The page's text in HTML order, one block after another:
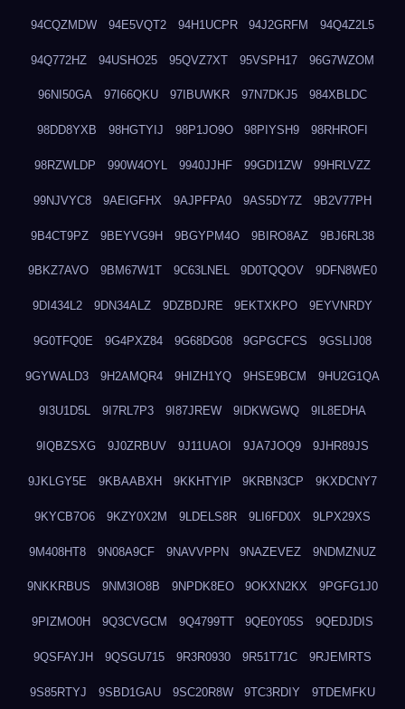
94CQZMDW 94E5VQT2 94H1UCPR 94J2GRFM 94Q4Z2L5
94Q772HZ 94USHO25 95QVZ7XT 95VSPH17 96G7WZOM
96NI50GA 97I66QKU 97IBUWKR 97N7DKJ5 984XBLDC
98DD8YXB 98HGTYIJ 98P1JO9O 98PIYSH9 98RHROFI
98RZWLDP 990W4OYL 9940JJHF 99GDI1ZW 99HRLVZZ
99NJVYC8 9AEIGFHX 9AJPFPA0 9AS5DY7Z 9B2V77PH
9B4CT9PZ 9BEYVG9H 9BGYPM4O 9BIRO8AZ 9BJ6RL38
9BKZ7AVO 9BM67W1T 9C63LNEL 9D0TQQOV 9DFN8WE0
9DI434L2 9DN34ALZ 9DZBDJRE 9EKTXKPO 9EYVNRDY
9G0TFQ0E 9G4PXZ84 9G68DG08 9GPGCFCS 9GSLIJ08
9GYWALD3 9H2AMQR4 9HIZH1YQ 9HSE9BCM 9HU2G1QA
9I3U1D5L 9I7RL7P3 9I87JREW 9IDKWGWQ 9IL8EDHA
9IQBZSXG 9J0ZRBUV 9J11UAOI 9JA7JOQ9 9JHR89JS
9JKLGY5E 9KBAABXH 9KKHTYIP 9KRBN3CP 9KXDCNY7
9KYCB7O6 9KZY0X2M 9LDELS8R 9LI6FD0X 9LPX29XS
9M408HT8 9N08A9CF 9NAVVPPN 9NAZEVEZ 9NDMZNUZ
9NKKRBUS 9NM3IO8B 9NPDK8EO 9OKXN2KX 9PGFG1J0
9PIZMO0H 9Q3CVGCM 9Q4799TT 9QE0Y05S 9QEDJDIS
9QSFAYJH 9QSGU715 9R3R0930 9R51T71C 9RJEMRTS
9S85RTYJ 9SBD1GAU 9SC20R8W 9TC3RDIY 9TDEMFKU